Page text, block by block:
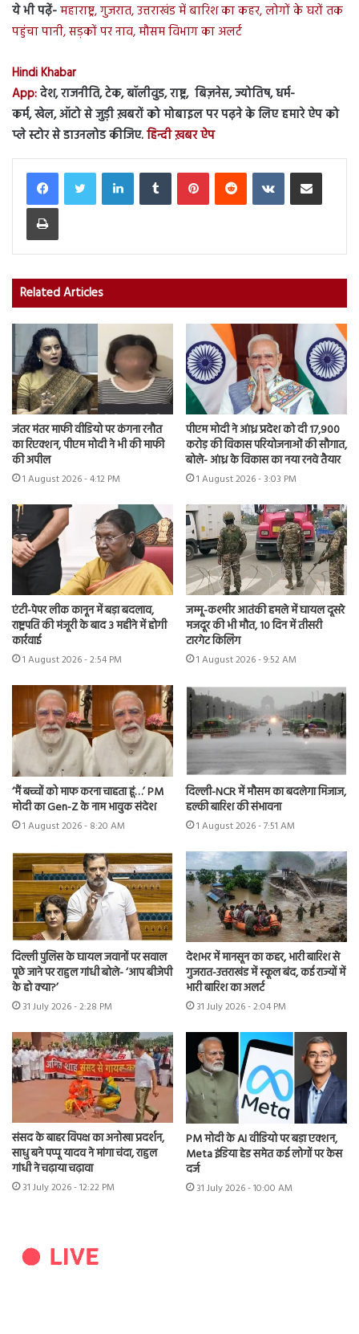
ये भी पढ़ें-महाराष्ट्र, गुजरात, उत्तराखंड में बारिश का कहर, लोगों के घरों तक
पहुंचा पानी, सड़कों पर नाव, मौसम विभाग का अलर्ट
Hindi Khabar
App:देश, राजनीति, टेक, बॉलीवुड, राष्ट्र, बिज़नेस, ज्योतिष, धर्म-
कर्म, खेल, ऑटो से जुड़ी ख़बरों को मोबाइल पर पढ़ने के लिए हमारे ऐप को
प्ले स्टोर से डाउनलोड कीजिए.हिन्दी ख़बर ऐप
LinkedInTumblr PinterestReddit VKontakteShare via Email
Print
Related Articles
जंतर मंतर माफी वीडियो पर कंगना रनौत
का रिएक्शन, पीएम मोदी ने भी की माफी
की अपील
1 August 2026 - 4:12 PM
पीएम मोदी ने आंध्र प्रदेश को दी 17,900
करोड़ की विकास परियोजनाओं की सौगात,
बोले- आंध्र के विकास का नया रनवे तैयार
1 August 2026 - 3:03 PM
एंटी-पेपर लीक कानून में बड़ा बदलाव,
राष्ट्रपति की मंजूरी के बाद 3 महीने में होगी
कार्रवाई
1 August 2026 - 2:54 PM
जम्मू-कश्मीर आतंकी हमले में घायल दूसरे
मजदूर की भी मौत, 10 दिन में तीसरी
टारगेट किलिंग
1 August 2026 - 9:52 AM
‘मैं बच्चों को माफ करना चाहता हूं…’ PM
मोदी का Gen-Z के नाम भावुक संदेश
1 August 2026 - 8:20 AM
दिल्ली-NCR में मौसम का बदलेगा मिजाज,
हल्की बारिश की संभावना
1 August 2026 - 7:51 AM
दिल्ली पुलिस के घायल जवानों पर सवाल
पूछे जाने पर राहुल गांधी बोले- ‘आप बीजेपी
के हो क्या?’
31 July 2026 - 2:28 PM
देशभर में मानसून का कहर, भारी बारिश से
गुजरात-उत्तराखंड में स्कूल बंद, कई राज्यों में
भारी बारिश का अलर्ट
31 July 2026 - 2:04 PM
संसद के बाहर विपक्ष का अनोखा प्रदर्शन,
साधु बने पप्पू यादव ने मांगा चंदा, राहुल
गांधी ने चढ़ाया चढ़ावा
31 July 2026 - 12:22 PM
PM मोदी के AI वीडियो पर बड़ा एक्शन,
Meta इंडिया हेड समेत कई लोगों पर केस
दर्ज
31 July 2026 - 10:00 AM